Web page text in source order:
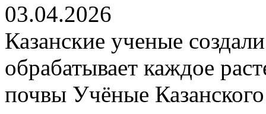
03.04.2026
Казанские ученые
обрабатывает каждое
почвы Учёные